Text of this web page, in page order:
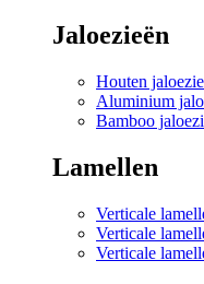
Jaloezieën
Houten
Aluminium
Bamboo
Lamellen
Verticale
Verticale
Verticale